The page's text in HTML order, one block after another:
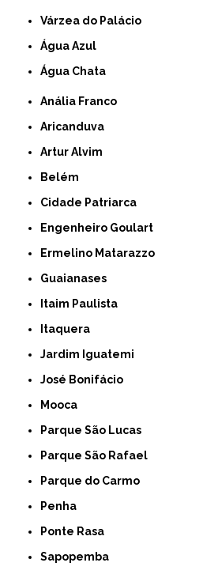
Várzea do Palácio
Água Azul
Água Chata
Anália Franco
Aricanduva
Artur Alvim
Belém
Cidade Patriarca
Engenheiro Goulart
Ermelino Matarazzo
Guaianases
Itaim Paulista
Itaquera
Jardim Iguatemi
José Bonifácio
Mooca
Parque São Lucas
Parque São Rafael
Parque do Carmo
Penha
Ponte Rasa
Sapopemba